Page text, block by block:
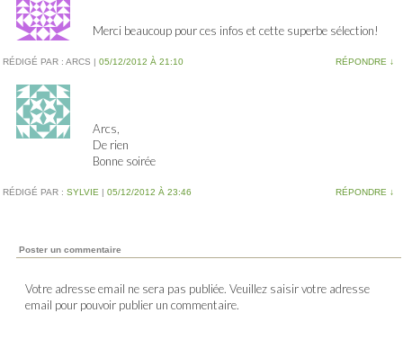
Merci beaucoup pour ces infos et cette superbe sélection!
RÉDIGÉ PAR : ARCS | 05/12/2012 À 21:10 RÉPONDRE ↓
Arcs,
De rien
Bonne soirée
RÉDIGÉ PAR : SYLVIE | 05/12/2012 À 23:46 RÉPONDRE ↓
Poster un commentaire
Votre adresse email ne sera pas publiée. Veuillez saisir votre adresse
email pour pouvoir publier un commentaire.